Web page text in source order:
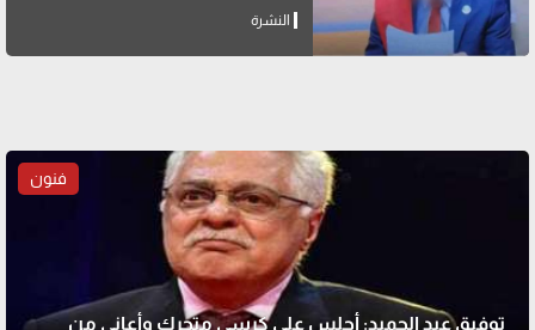
النشرة
فنون
توفيق عبد الحميد: أجلس على كرسي متحرك وأعاني من